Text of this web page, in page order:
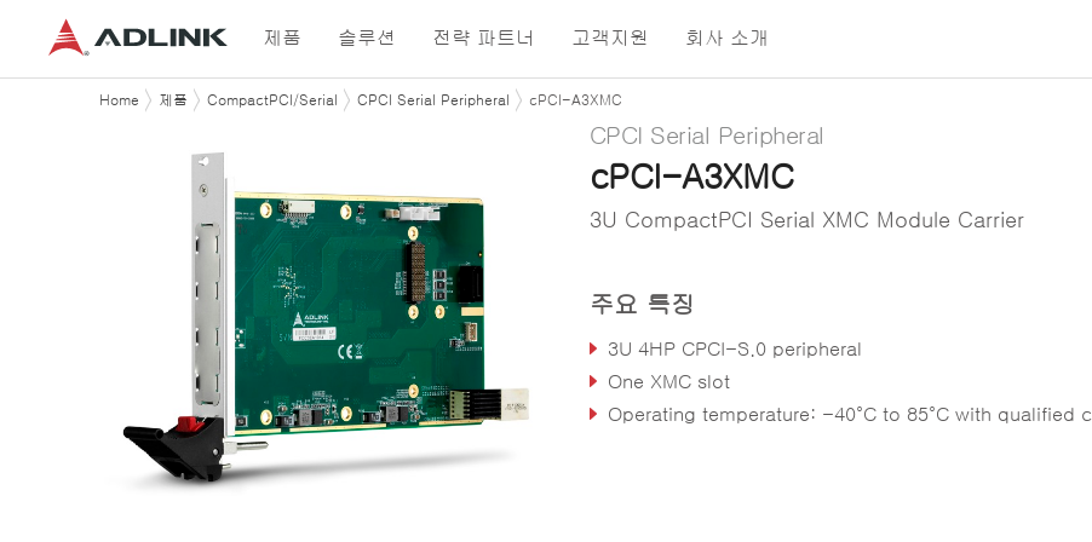
제품 솔루션 전략 파트너 고객지원 회사 소개
Home 제품 CompactPCI/Serial CPCI Serial Peripheral cPCI-A3XMC
CPCI Serial Peripheral
cPCI-A3XMC
3U CompactPCI Serial XMC Module Carrier
주요 특징
3U 4HP CPCI-S.0 peripheral
One XMC slot
Operating temperature: -40°C to 85°C with qualified components